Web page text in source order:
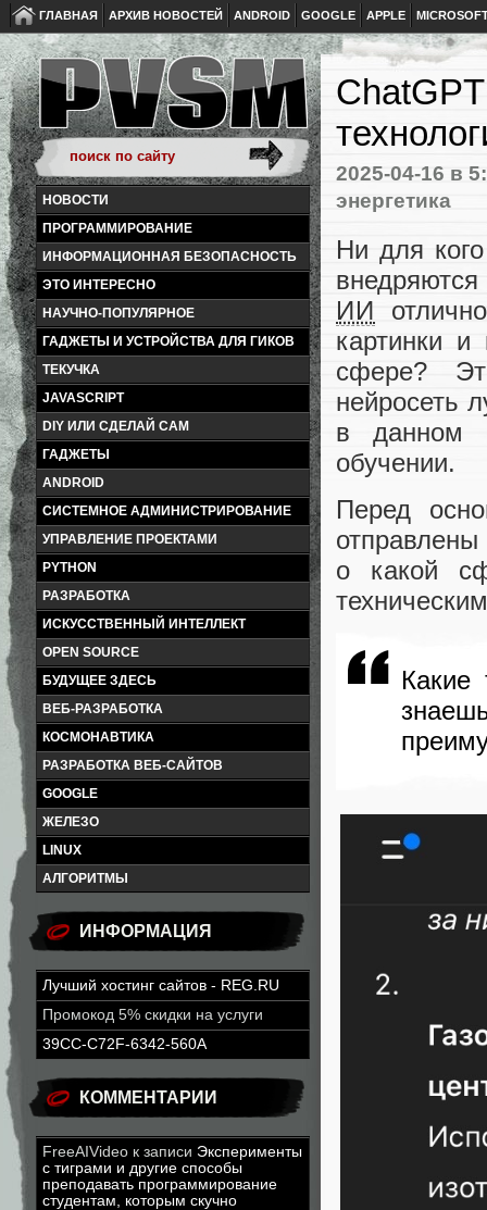
ГЛАВНАЯ АРХИВ НОВОСТЕЙ ANDROID GOOGLE APPLE
НОВОСТИ
ПРОГРАММИРОВАНИЕ
ИНФОРМАЦИОННАЯ БЕЗОПАСНОСТЬ
ЭТО ИНТЕРЕСНО
НАУЧНО-ПОПУЛЯРНОЕ
ГАДЖЕТЫ И УСТРОЙСТВА ДЛЯ ГИКОВ
ТЕКУЧКА
JAVASCRIPT
DIY ИЛИ СДЕЛАЙ САМ
ГАДЖЕТЫ
ANDROID
СИСТЕМНОЕ АДМИНИСТРИРОВАНИЕ
УПРАВЛЕНИЕ ПРОЕКТАМИ
PYTHON
РАЗРАБОТКА
ИСКУССТВЕННЫЙ ИНТЕЛЛЕКТ
OPEN SOURCE
БУДУЩЕЕ ЗДЕСЬ
ВЕБ-РАЗРАБОТКА
КОСМОНАВТИКА
РАЗРАБОТКА ВЕБ-САЙТОВ
GOOGLE
ЖЕЛЕЗО
LINUX
АЛГОРИТМЫ
ИНФОРМАЦИЯ
Лучший хостинг сайтов - REG.RU
Промокод 5% скидки на услуги
39CC-C72F-6342-560A
КОММЕНТАРИИ
FreeAIVideo к записи Эксперименты
с тиграми и другие способы
преподавать программирование
студентам, которым скучно
2025-04-16 в
энергетика
Ни для
ИИ
картинки и
сфере?
нейросеть
в данном
обучении.
Перед
о какой
Какие